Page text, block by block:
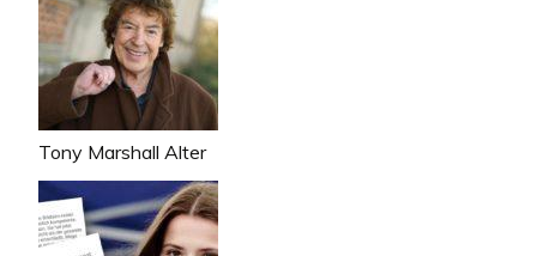
Tony Marshall Alter